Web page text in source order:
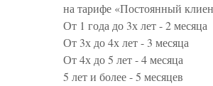
на тарифе «Постоянный
От 1 года до 3х лет - 2 месяца
От 3х до 4х лет - 3 месяца
От 4х до 5 лет - 4 месяца
5 лет и более - 5 месяцев